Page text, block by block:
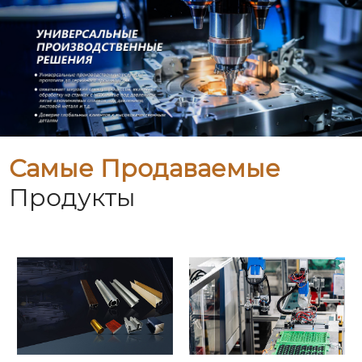
Самые Продаваемые
Продукты